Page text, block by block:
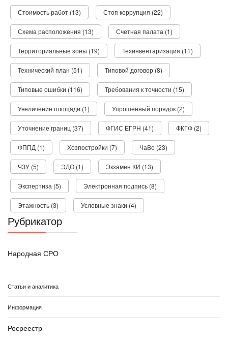
Стоимость работ (13) Стоп коррупция (22)
Схема расположения (13) Счетная палата (1)
Территориальные зоны (19) Техинвентаризация (11)
Технический план (51) Типовой договор (8)
Типовые ошибки (116) Требования к точности (15)
Увеличение площади (1) Упрошенный порядок (2)
Уточнение границ (37) ФГИС ЕГРН (41) ФКГФ (2)
ФППД (1) Хозпостройки (7) ЧаВо (23)
ЧЗУ (5) ЭДО (1) Экзамен КИ (13)
Экспертиза (5) Электронная подпись (8)
Этажность (3) Условные знаки (4)
Рубрикатор
Народная СРО
Статьи и аналитика
Информация
Росреестр